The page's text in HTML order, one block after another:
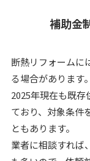
補助金
断熱リフォームに
る場合があります。
2025年現在も既
ており、対象条件
ともあります。
業者に相談すれば